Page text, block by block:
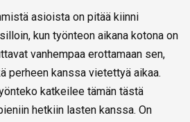
asioista on pitää kiinni
kun työnteon aikana kotona on
vanhempaa erottamaan sen,
perheen kanssa vietettyä aikaa.
katkeilee tämän tästä
hetkiin lasten kanssa. On